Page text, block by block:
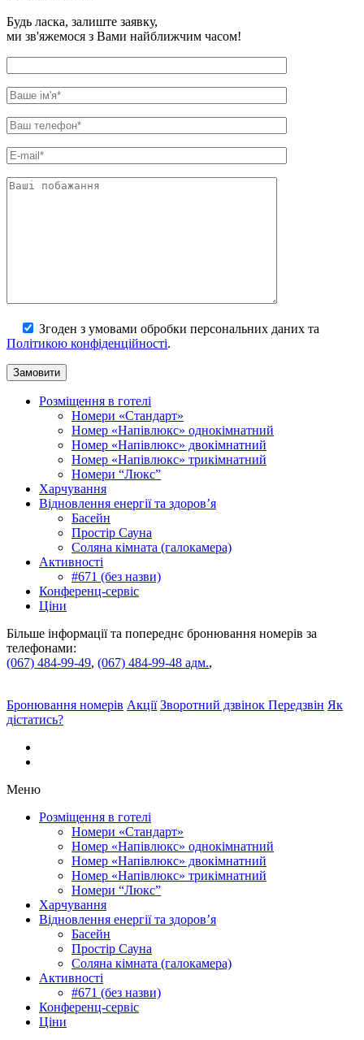
Будь ласка, залиште заявку,
ми зв'яжемося з Вами найближчим часом!
Згоден з умовами обробки персональних даних та
Політикою конфіденційності.
Розміщення в готелі
Номери «Стандарт»
Номер «Напівлюкс» однокімнатний
Номер «Напівлюкс» двокімнатний
Номер «Напівлюкс» трикімнатний
Номери “Люкс”
Харчування
Відновлення енергії та здоров’я
Басейн
Простір Сауна
Соляна кімната (галокамера)
Активності
#671 (без назви)
Конференц-сервіс
Ціни
Більше інформації та попереднє бронювання номерів за
телефонами:
(067) 484-99-49, (067) 484-99-48 адм.,
Бронювання номерів Акції Зворотний дзвінок Передзвін Як
дiстатись?
Меню
Розміщення в готелі
Номери «Стандарт»
Номер «Напівлюкс» однокімнатний
Номер «Напівлюкс» двокімнатний
Номер «Напівлюкс» трикімнатний
Номери “Люкс”
Харчування
Відновлення енергії та здоров’я
Басейн
Простір Сауна
Соляна кімната (галокамера)
Активності
#671 (без назви)
Конференц-сервіс
Ціни